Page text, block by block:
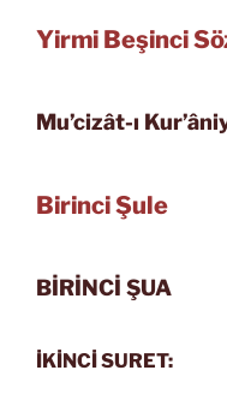
Yirmi Beşinci
Mu’cizât-ı
Birinci Şule
BİRİNCİ ŞUA
İKİNCİ SURET: